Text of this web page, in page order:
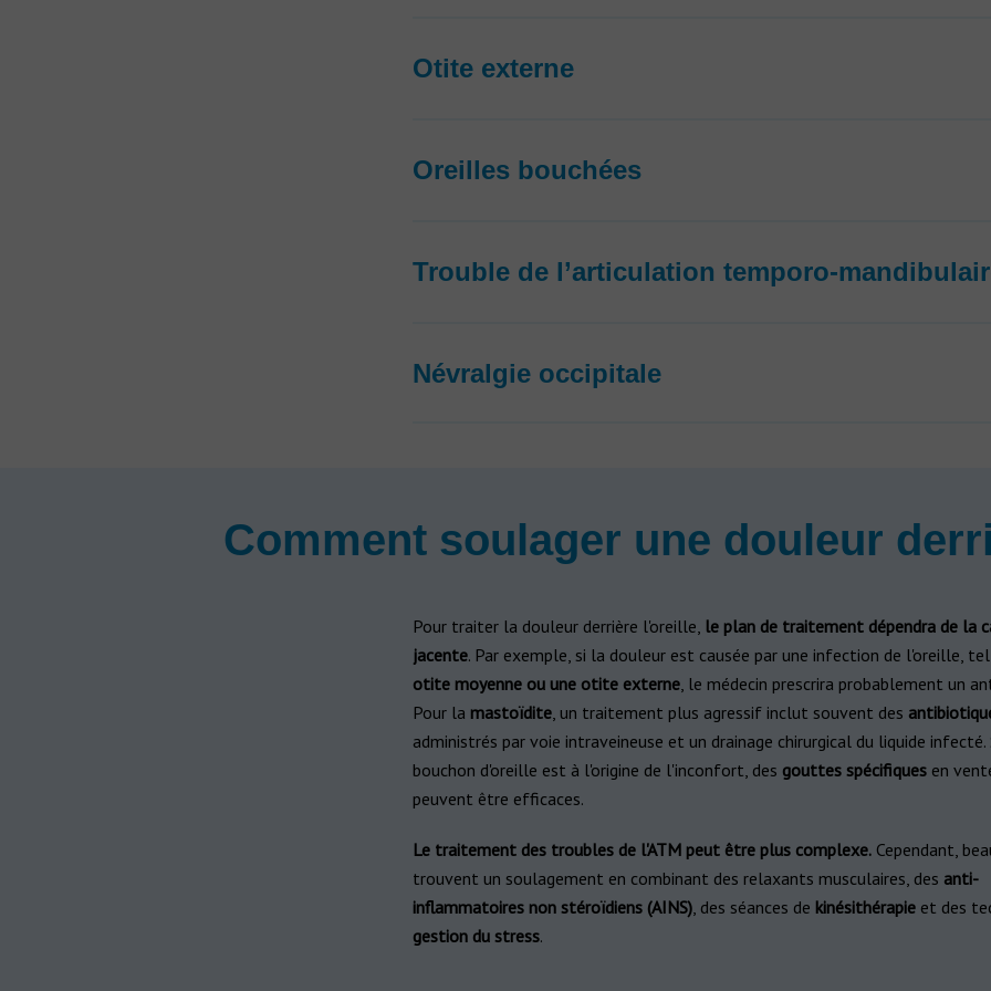
Otite externe
Oreilles bouchées
Trouble de l’articulation temporo-
Névralgie occipitale
Comment soulager une douleur
Pour traiter la douleur derrière l'oreille, le plan de traitement dépendra de la
jacente. Par exemple, si la douleur est causée par une infection de l'oreille,
otite moyenne ou une otite externe, le médecin prescrira probablement un
Pour la mastoïdite, un traitement plus agressif inclut souvent des
administrés par voie intraveineuse et un drainage chirurgical du liquide infecté.
bouchon d'oreille est à l'origine de l'inconfort, des gouttes spécifiquesen
peuvent être efficaces.
Le traitement des troubles de l'ATM peut être plus complexe.Cependant,
trouvent un soulagement en combinant des relaxants musculaires, des anti-
inflammatoires non stéroïdiens (AINS), des séances de kinésithérapieet des
gestion du stress.